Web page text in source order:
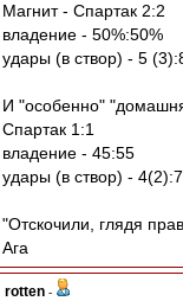
Магнит - Спартак 2:2
владение - 50%:50%
удары (в створ) - 5
И "особенно"
Спартак 1:1
владение - 45:55
удары (в створ) -
"Отскочили, глядя
Ага
rotten -